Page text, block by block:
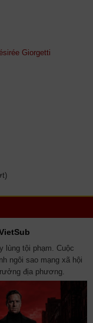
Giorgetti
lùng tội phạm. Cuộc
ngôi sao mạng xã hội
địa phương.